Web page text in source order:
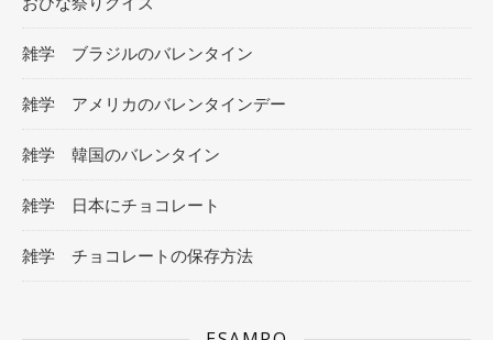
雑学 ブラジルのバレンタイン
雑学 アメリカのバレンタインデー
雑学 韓国のバレンタイン
雑学 日本にチョコレート
雑学 チョコレートの保存方法